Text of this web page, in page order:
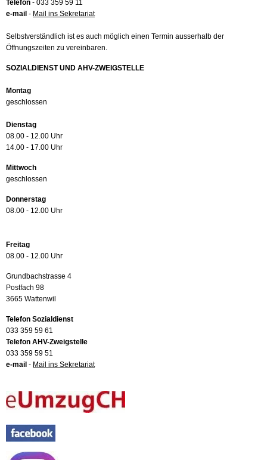
Telefon - 033 359 59 11
e-mail - Mail ins Sekretariat
Selbstverständlich ist es auch möglich einen Termin ausserhalb der
Öffnungszeiten zu vereinbaren.
SOZIALDIENST UND AHV-ZWEIGSTELLE
Montag
geschlossen
Dienstag
08.00 - 12.00 Uhr
14.00 - 17.00 Uhr
Mittwoch
geschlossen
Donnerstag
08.00 - 12.00 Uhr
Freitag
08.00 - 12.00 Uhr
Grundbachstrasse 4
Postfach 98
3665 Wattenwil
Telefon Sozialdienst
033 359 59 61
Telefon AHV-Zweigstelle
033 359 59 51
e-mail - Mail ins Sekretariat